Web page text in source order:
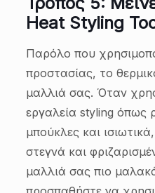
Heat Styling
Παρόλο που
προστασίας, το
μαλλιά σας. Όταν
εργαλεία styling όπως
μπούκλες και
στεγνά και
μαλλιά σας πιο